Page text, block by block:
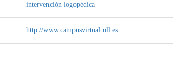
intervención logopédica
http://www.campusvirtual.ull.es